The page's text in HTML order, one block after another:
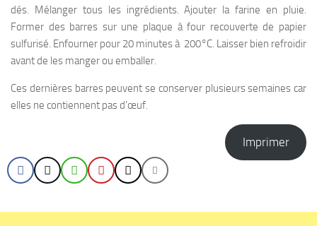
dés. Mélanger tous les ingrédients. Ajouter la farine en pluie.
Former des barres sur une plaque à four recouverte de papier
sulfurisé. Enfourner pour 20 minutes à 200°C. Laisser bien refroidir
avant de les manger ou emballer.
Ces dernières barres peuvent se conserver plusieurs semaines car
elles ne contiennent pas d’œuf.
Imprimer